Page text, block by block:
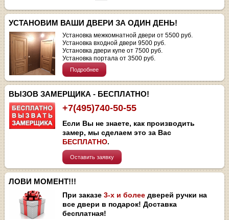
УСТАНОВИМ ВАШИ ДВЕРИ ЗА ОДИН ДЕНЬ!
Установка межкомнатной двери от 5500 руб.
Установка входной двери 9500 руб.
Установка двери купе от 7500 руб.
Установка портала от 3500 руб.
Подробнее
ВЫЗОВ ЗАМЕРЩИКА - БЕСПЛАТНО!
+7(495)740-50-55
Если Вы не знаете, как производить
замер, мы сделаем это за Вас
БЕСПЛАТНО.
Оставить заявку
ЛОВИ МОМЕНТ!!!
При заказе3-х и более дверей ручки на
все двери в подарок! Доставка
бесплатная!